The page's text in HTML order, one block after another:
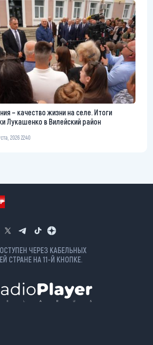
– качество жизни на селе. Итоги
Лукашенко в Вилейский район
2026 22:40
ЧЕРЕЗ КАБЕЛЬНЫХ
СТРАНЕ НА 11-Й КНОПКЕ.